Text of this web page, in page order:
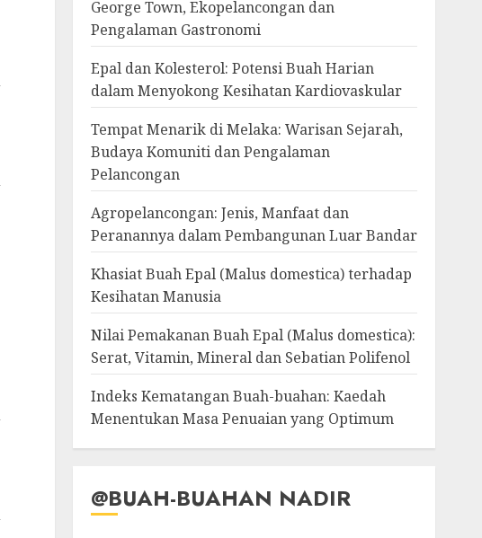
George Town, Ekopelancongan dan
Pengalaman Gastronomi
Epal dan Kolesterol: Potensi Buah Harian
dalam Menyokong Kesihatan Kardiovaskular
Tempat Menarik di Melaka: Warisan Sejarah,
Budaya Komuniti dan Pengalaman
Pelancongan
Agropelancongan: Jenis, Manfaat dan
Peranannya dalam Pembangunan Luar Bandar
Khasiat Buah Epal (Malus domestica) terhadap
Kesihatan Manusia
Nilai Pemakanan Buah Epal (Malus domestica):
Serat, Vitamin, Mineral dan Sebatian Polifenol
Indeks Kematangan Buah-buahan: Kaedah
Menentukan Masa Penuaian yang Optimum
@BUAH-BUAHAN NADIR